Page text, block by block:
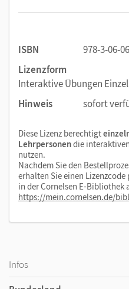
ISBN
978-3-06-
Lizenzform
Interaktive Übungen
Hinweis
sofort
Diese Lizenz berechtigt
Lehrpersonendie
nutzen.
Nachdem Sie den
erhalten Sie einen Lizenzcode
in der Cornelsen E-Bibliothek
https://mein.cornelsen.de/
Infos